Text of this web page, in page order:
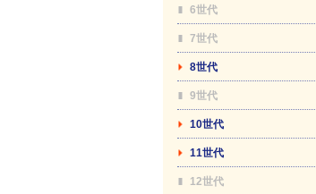
6世代
7世代
8世代
9世代
10世代
11世代
12世代